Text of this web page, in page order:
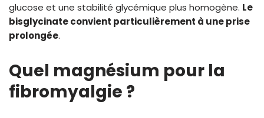
glucose et une stabilité glycémique plus homogène. Le
bisglycinate convient particulièrement à une prise
prolongée.
Quel magnésium pour la
fibromyalgie ?